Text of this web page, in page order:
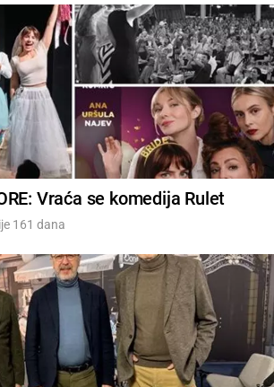
Vraća se komedija Rulet
161 dana